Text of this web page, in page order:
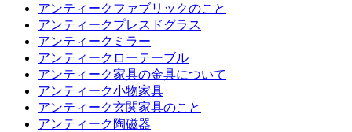
アンティークファブリックのこと
アンティークプレスドグラス
アンティークミラー
アンティークローテーブル
アンティーク家具の金具について
アンティーク小物家具
アンティーク玄関家具のこと
アンティーク陶磁器